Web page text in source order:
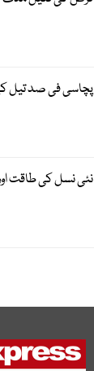
پچاسی فی صد تیل
نئی نسل کی طاقت